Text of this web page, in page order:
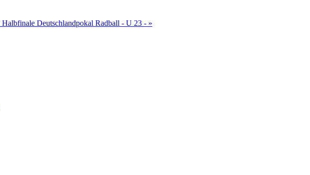
Halbfinale Deutschlandpokal Radball - U 23 - »